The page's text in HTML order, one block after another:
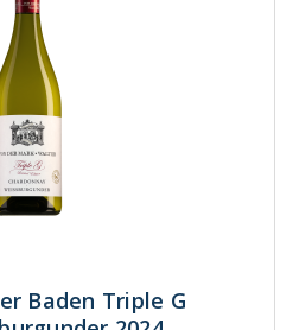
Baden Triple G